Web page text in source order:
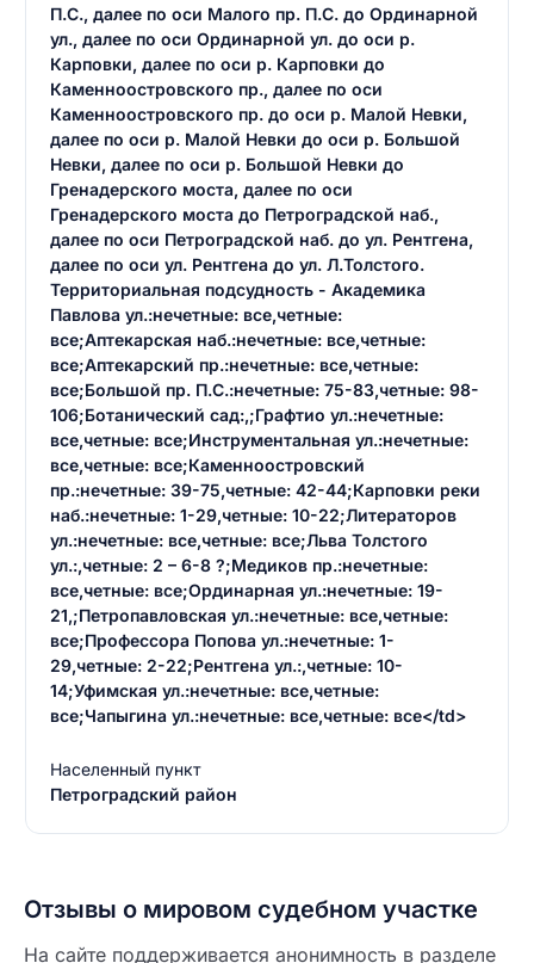
П.С., далее по оси Малого пр. П.С. до Ординарной
ул., далее по оси Ординарной ул. до оси р.
Карповки, далее по оси р. Карповки до
Каменноостровского пр., далее по оси
Каменноостровского пр. до оси р. Малой Невки,
далее по оси р. Малой Невки до оси р. Большой
Невки, далее по оси р. Большой Невки до
Гренадерского моста, далее по оси
Гренадерского моста до Петроградской наб.,
далее по оси Петроградской наб. до ул. Рентгена,
далее по оси ул. Рентгена до ул. Л.Толстого.
Территориальная подсудность - Академика
Павлова ул.:нечетные: все,четные:
все;Аптекарская наб.:нечетные: все,четные:
все;Аптекарский пр.:нечетные: все,четные:
все;Большой пр. П.С.:нечетные: 75-83,четные: 98-
106;Ботанический сад:,;Графтио ул.:нечетные:
все,четные: все;Инструментальная ул.:нечетные:
все,четные: все;Каменноостровский
пр.:нечетные: 39-75,четные: 42-44;Карповки реки
наб.:нечетные: 1-29,четные: 10-22;Литераторов
ул.:нечетные: все,четные: все;Льва Толстого
ул.:,четные: 2 – 6-8 ?;Медиков пр.:нечетные:
все,четные: все;Ординарная ул.:нечетные: 19-
21,;Петропавловская ул.:нечетные: все,четные:
все;Профессора Попова ул.:нечетные: 1-
29,четные: 2-22;Рентгена ул.:,четные: 10-
14;Уфимская ул.:нечетные: все,четные:
все;Чапыгина ул.:нечетные: все,четные: все</td>
Населенный пункт
Петроградский район
Отзывы о мировом судебном участке
На сайте поддерживается анонимность в разделе